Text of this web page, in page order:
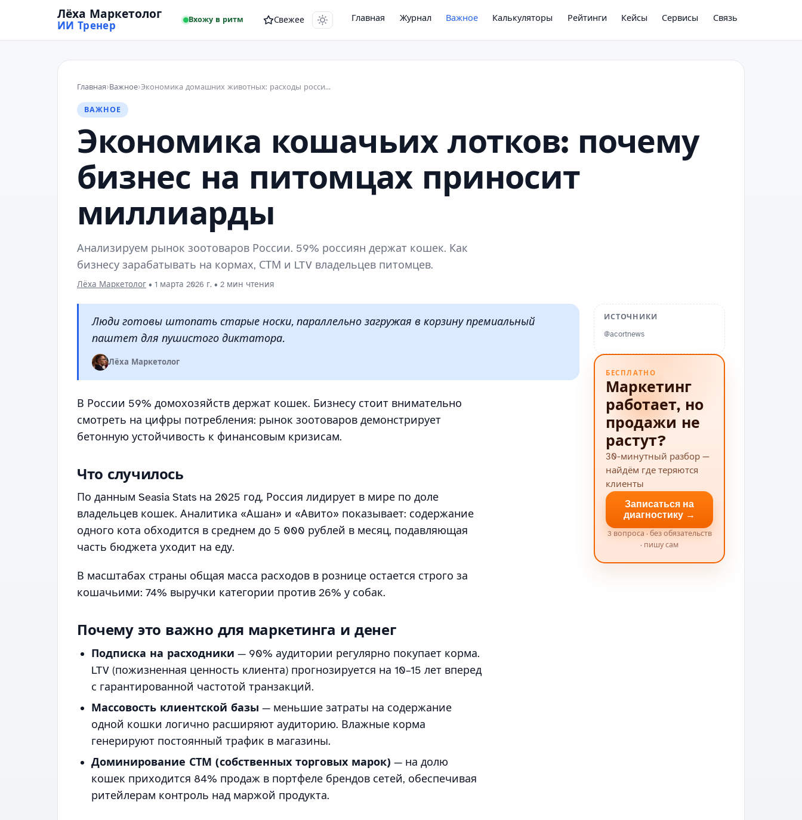
Лёха Маркетолог
ИИ Тренер Вхожу в ритм Свежее Главная Журнал Важное Калькуляторы Рейтинги Кейсы Сервисы Связь
Главная›Важное› Экономика домашних животных: расходы россиян на кошек 2026
ВАЖНОЕ
Экономика кошачьих лотков: почему
бизнес на питомцах приносит
миллиарды
Анализируем рынок зоотоваров России. 59% россиян держат кошек. Как
бизнесу зарабатывать на кормах, СТМ и LTV владельцев питомцев.
Лёха Маркетолог • 1 марта 2026 г. • 2 мин чтения
Люди готовы штопать старые носки, параллельно загружая в корзину премиальный
паштет для пушистого диктатора.
Лёха Маркетолог
В России 59% домохозяйств держат кошек. Бизнесу стоит внимательно
смотреть на цифры потребления: рынок зоотоваров демонстрирует
бетонную устойчивость к финансовым кризисам.
Что случилось
По данным Seasia Stats на 2025 год, Россия лидирует в мире по доле
владельцев кошек. Аналитика «Ашан» и «Авито» показывает: содержание
одного кота обходится в среднем до 5 000 рублей в месяц, подавляющая
часть бюджета уходит на еду.
В масштабах страны общая масса расходов в рознице остается строго за
кошачьими: 74% выручки категории против 26% у собак.
Почему это важно для маркетинга и денег
Подписка на расходники — 90% аудитории регулярно покупает корма.
LTV (пожизненная ценность клиента) прогнозируется на 10–15 лет вперед
с гарантированной частотой транзакций.
Массовость клиентской базы — меньшие затраты на содержание
одной кошки логично расширяют аудиторию. Влажные корма
генерируют постоянный трафик в магазины.
Доминирование СТМ (собственных торговых марок) — на долю
кошек приходится 84% продаж в портфеле брендов сетей, обеспечивая
ритейлерам контроль над маржой продукта.
ИСТОЧНИКИ
@acortnews
БЕСПЛАТНО
Маркетинг
работает, но
продажи не
растут?
30-минутный разбор —
найдём где теряются
клиенты
Записаться на
диагностику →
3 вопроса · без обязательств
· пишу сам